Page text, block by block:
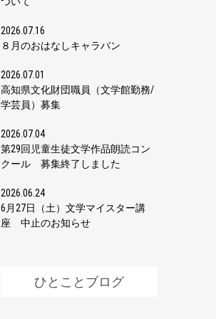
2026.07.16
８月のおはなしキャラバン
2026.07.01
高知県文化財団職員（文学館勤務/
学芸員）募集
2026.07.04
第29回児童生徒文学作品朗読コン
クール 募集終了しました
2026.06.24
6月27日（土）文学マイスター講
座 中止のお知らせ
ひとことブログ